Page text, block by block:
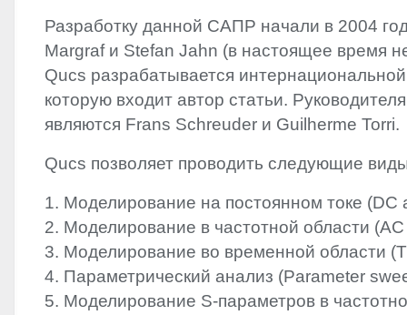
Разработку данной САПР начали в 2004
Margraf и Stefan Jahn (в настоящее время
Qucs разрабатывается
которую входит автор статьи.
являются Frans Schreuder и Guilherme Torri.
Qucs позволяет проводить следующие
1. Моделирование на постоянном токе (DC
2. Моделирование в частотной области
3. Моделирование во временной области
4. Параметрический анализ (Parameter
5. Моделирование S-параметров в